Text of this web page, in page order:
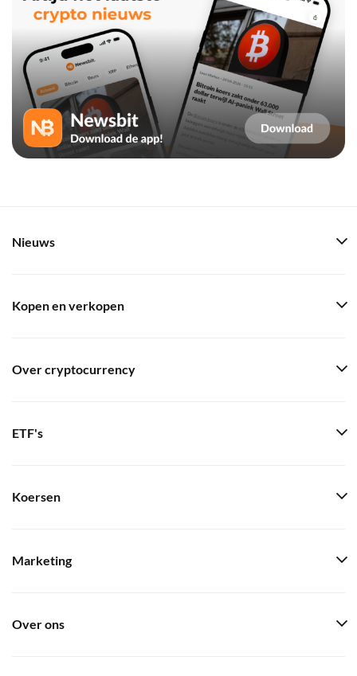
Nieuws
Kopen en verkopen
Over cryptocurrency
ETF's
Koersen
Marketing
Over ons